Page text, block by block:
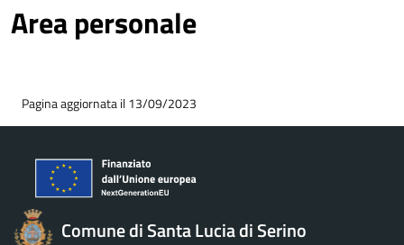
Area personale
Pagina aggiornata il 13/09/2023
Comune di Santa Lucia di Serino